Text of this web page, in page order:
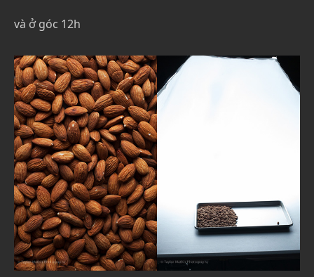
và ở góc 12h